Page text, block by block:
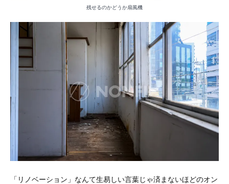
残せるのかどうか扇風機
「リノベーション」なんて生易しい言葉じゃ済まないほどのオン